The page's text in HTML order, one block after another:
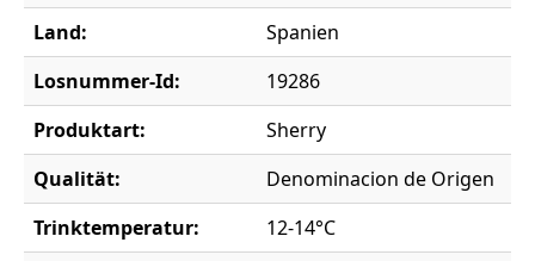
Land:
Spanien
Losnummer-Id:
19286
Produktart:
Sherry
Qualität:
Denominacion de Origen
Trinktemperatur:
12-14°C